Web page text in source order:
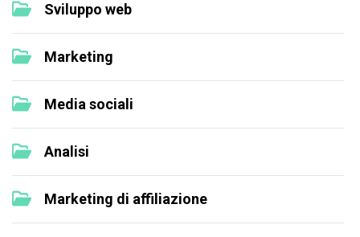
Sviluppo web
Marketing
Media sociali
Analisi
Marketing di affiliazione